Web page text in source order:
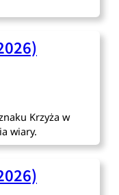
Krzyża w
wiary.